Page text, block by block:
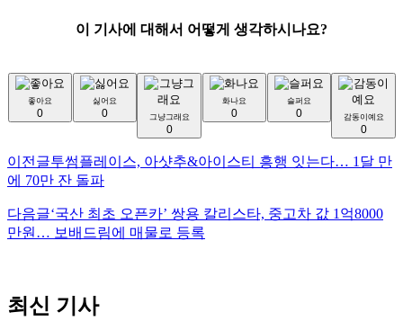
이 기사에 대해서 어떻게 생각하시나요?
좋아요
0
싫어요
0 그냥그래요
0
화나요
0
슬퍼요
0 감동이예요
0
이전글투썸플레이스, 아샷추&아이스티 흥행 잇는다… 1달 만
에 70만 잔 돌파
다음글‘국산 최초 오픈카’ 쌍용 칼리스타, 중고차 값 1억8000
만원… 보배드림에 매물로 등록
최신 기사